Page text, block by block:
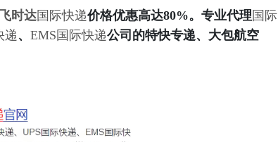
飞时达国际快递价格优惠高达80%。专业代理 国际
递、 EMS国际快递公司的特快专递、大包航空